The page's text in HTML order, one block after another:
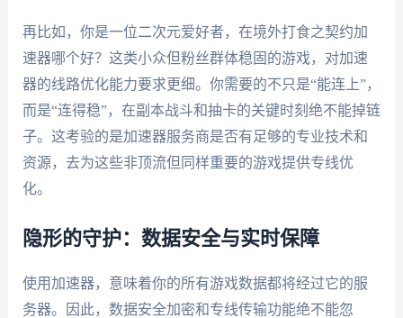
再比如，你是一位二次元爱好者，在境外打食之契约加
速器哪个好？这类小众但粉丝群体稳固的游戏，对加速
器的线路优化能力要求更细。你需要的不只是“能连上”，
而是“连得稳”，在副本战斗和抽卡的关键时刻绝不能掉链
子。这考验的是加速器服务商是否有足够的专业技术和
资源，去为这些非顶流但同样重要的游戏提供专线优
化。
隐形的守护：数据安全与实时保障
使用加速器，意味着你的所有游戏数据都将经过它的服
务器。因此，数据安全加密和专线传输功能绝不能忽